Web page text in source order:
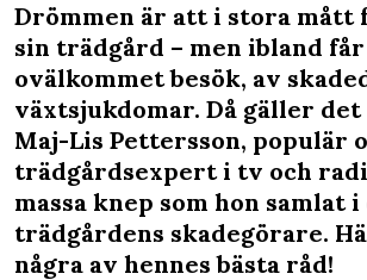
Drömmen är att i stora mått
sin trädgård – men ibland får
ovälkommet besök, av
växtsjukdomar. Då gäller
Maj-Lis Pettersson, populär
trädgårdsexpert i tv och
massa knep som hon samlat i
trädgårdens skadegörare.
några av hennes bästa råd!